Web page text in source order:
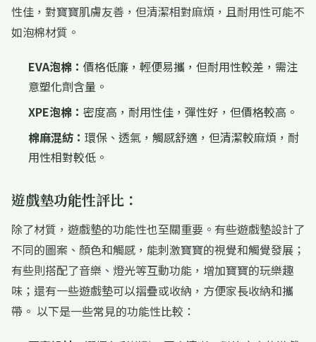
性佳，對寶寶肌膚友善，但清潔相對麻煩，且耐用性可能不
如泡棉材質。
EVA泡棉： 價格低廉，輕便易攜，但耐用性較差，需注
意塑化劑含量。
XPE泡棉： 密度高，耐用性佳，彈性好，但價格較高。
棉麻混紡： 環保、透氣，觸感舒適，但清潔較麻煩，耐
用性相對較低。
遊戲墊功能性評比：
除了材質，遊戲墊的功能性也至關重要。有些遊戲墊設計了
不同的圖案、顏色和觸感，能刺激寶寶的視覺和觸覺發展；
有些則搭配了音樂、燈光等互動功能，增加寶寶的玩樂趣
味；還有一些遊戲墊可以摺疊或收納，方便家長收納和攜
帶。 以下是一些常見的功能性比較：